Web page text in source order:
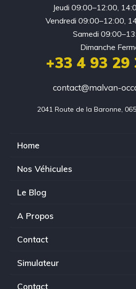
Jeudi 09:00–12:00,
Vendredi 09:00–12:00,
Samedi
Dimanche
+33 4 93 29
contact@malvan-
2041 Route de la Baronne,
Home
Nos Véhicules
Le Blog
A Propos
Contact
Simulateur
Contact